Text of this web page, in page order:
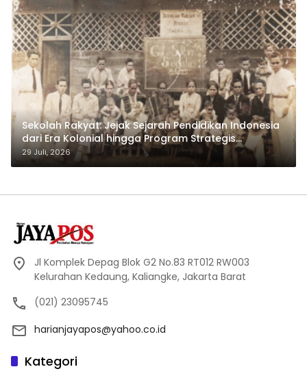
Sekolah Rakyat: Jejak Sejarah Pendidikan Indonesia
dari Era Kolonial hingga Program Strategis
Pemerintahan Prabowo
29 Juli, 2026
Jl Komplek Depag Blok G2 No.83 RT012 RW003
Kelurahan Kedaung, Kaliangke, Jakarta Barat
(021) 23095745
harianjayapos@yahoo.co.id
Kategori